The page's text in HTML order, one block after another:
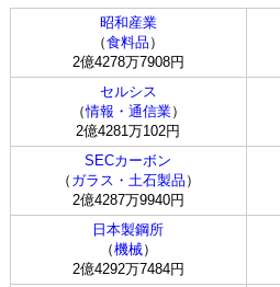
昭和産業
（食料品 ）
2億4278万7908円
セルシス
（情報・通信業）
2億4281万102円
SECカーボン
（ ガラス・土石製品 ）
2億4287万9940円
日本製鋼所
（機械）
2億4292万7484円